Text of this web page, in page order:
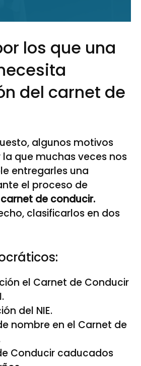
los que una
del carnet de
algunos motivos
que muchas veces nos
entregarles una
el proceso de
de conducir.
clasificarlos en dos
el Carnet de Conducir
del NIE.
nombre en el Carnet de
Conducir caducados